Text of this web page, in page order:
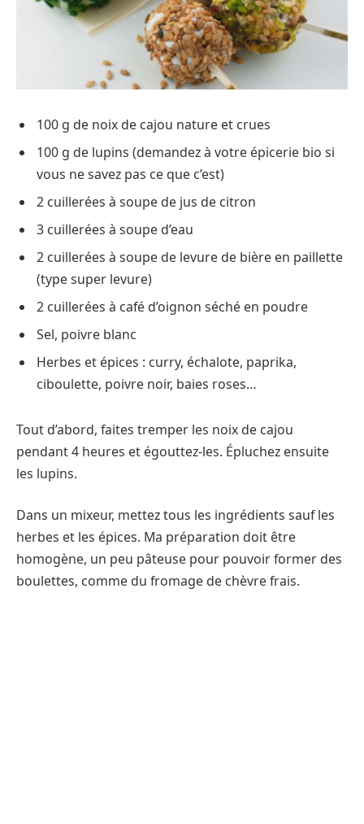
100 g de noix de cajou nature et crues
100 g de lupins (demandez à votre épicerie bio si
vous ne savez pas ce que c’est)
2 cuillerées à soupe de jus de citron
3 cuillerées à soupe d’eau
2 cuillerées à soupe de levure de bière en paillette
(type super levure)
2 cuillerées à café d’oignon séché en poudre
Sel, poivre blanc
Herbes et épices : curry, échalote, paprika,
ciboulette, poivre noir, baies roses…
Tout d’abord, faites tremper les noix de cajou
pendant 4 heures et égouttez-les. Épluchez ensuite
les lupins.
Dans un mixeur, mettez tous les ingrédients sauf les
herbes et les épices. Ma préparation doit être
homogène, un peu pâteuse pour pouvoir former des
boulettes, comme du fromage de chèvre frais.